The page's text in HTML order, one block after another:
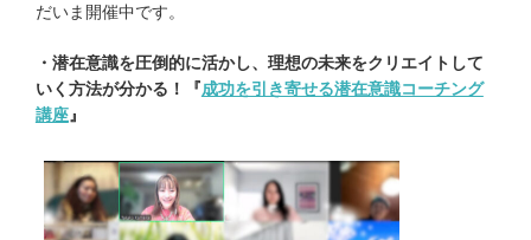
だいま開催中です。
・潜在意識を圧倒的に活かし、理想の未来をクリエイトして
いく方法が分かる！『成功を引き寄せる潜在意識コーチング
講座』